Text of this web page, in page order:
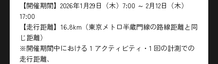
【開催期間】2026年1月29日（木）7:00 ～ 2月12日（木）
17:00
【走行距離】16.8km（東京メトロ半蔵門線の路線距離と同
じ距離）
※開催期間中における 1 アクティビティ・1 回の計測での
走行距離、